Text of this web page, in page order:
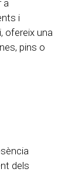
a
i
ofereix una
pins o
dels